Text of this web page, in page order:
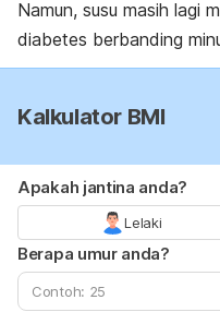
Namun, susu masih lagi
diabetes berbanding
Kalkulator BMI
Apakah jantina anda?
Lelaki
Berapa umur anda?